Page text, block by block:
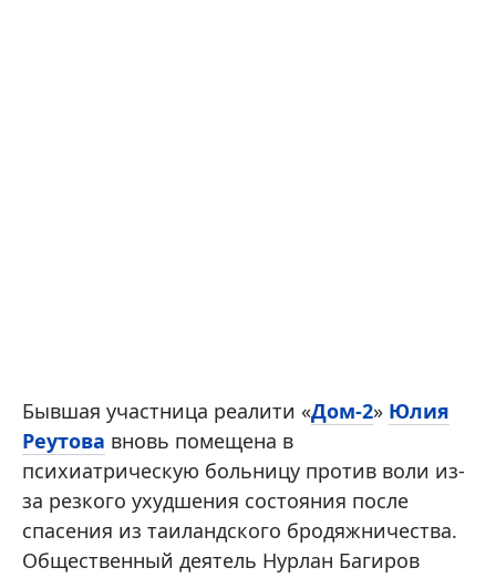
Бывшая участница реалити «Дом-2» Юлия
Реутова вновь помещена в
психиатрическую больницу против воли из-
за резкого ухудшения состояния после
спасения из таиландского бродяжничества.
Общественный деятель Нурлан Багиров